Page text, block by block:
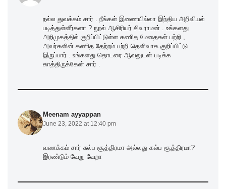
நல்ல துவக்கம் சார் . நீங்கள் இணையில்லா இந்திய அறிவியல்
படித்துள்ளீர்களா ? நூல் ஆசிரியர் சிவராமன் . உங்களது
அறிமுகத்தில் குறிப்பிட்டுள்ள கணித மேதைகள் பற்றி ,
அவர்களின் கணித தேற்றம் பற்றி தெளிவாக குறிப்பிட்டு
இருப்பார் . உங்களது தொடரை ஆவலுடன் படிக்க
காத்திருக்கேன் சார் .
Meenam ayyappan
June 23, 2022 at 12:40 pm
வணக்கம் சார் சுல்ப சூத்திரமா அல்லது கல்ப சூத்திரமா?
இரண்டும் வேறு வேறா